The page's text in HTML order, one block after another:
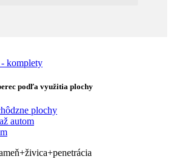
komplety
podľa využitia plochy
plochy
autom